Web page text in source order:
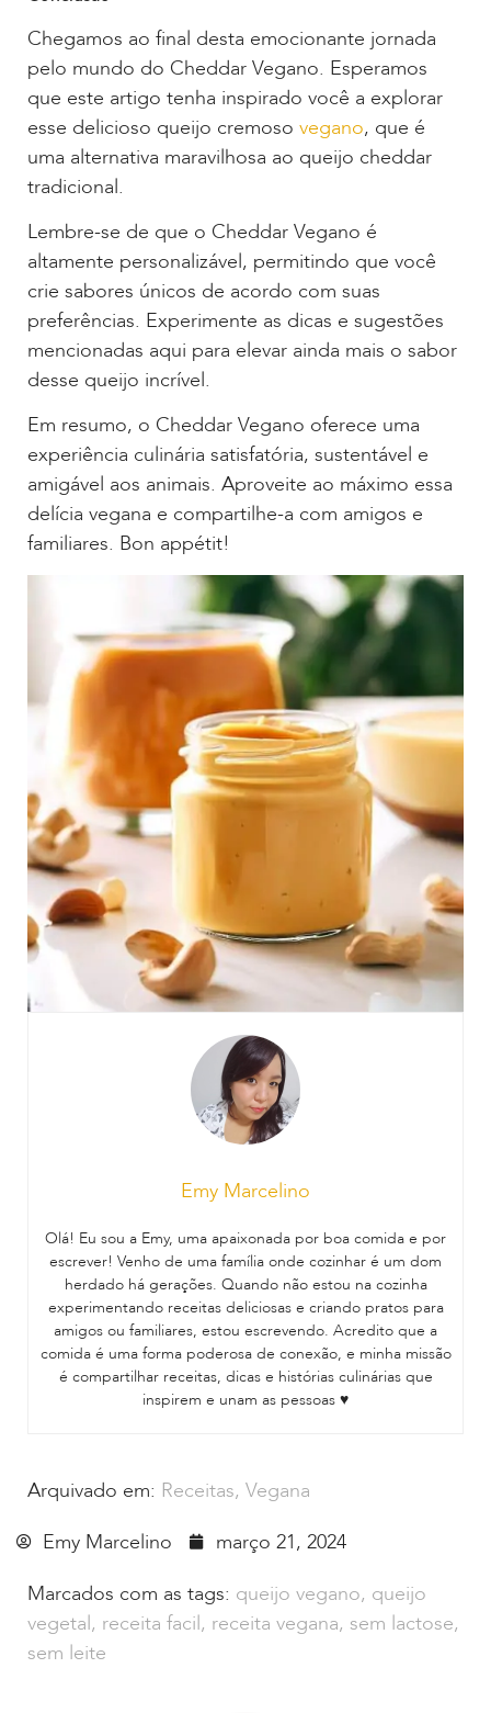
Chegamos ao final desta emocionante jornada
pelo mundo do Cheddar Vegano. Esperamos
que este artigo tenha inspirado você a explorar
esse delicioso queijo cremoso vegano, que é
uma alternativa maravilhosa ao queijo cheddar
tradicional.
Lembre-se de que o Cheddar Vegano é
altamente personalizável, permitindo que você
crie sabores únicos de acordo com suas
preferências. Experimente as dicas e sugestões
mencionadas aqui para elevar ainda mais o sabor
desse queijo incrível.
Em resumo, o Cheddar Vegano oferece uma
experiência culinária satisfatória, sustentável e
amigável aos animais. Aproveite ao máximo essa
delícia vegana e compartilhe-a com amigos e
familiares. Bon appétit!
Emy Marcelino
Olá! Eu sou a Emy, uma apaixonada por boa comida e por
escrever! Venho de uma família onde cozinhar é um dom
herdado há gerações. Quando não estou na cozinha
experimentando receitas deliciosas e criando pratos para
amigos ou familiares, estou escrevendo. Acredito que a
comida é uma forma poderosa de conexão, e minha missão
é compartilhar receitas, dicas e histórias culinárias que
inspirem e unam as pessoas ♥
Arquivado em: Receitas, Vegana
Emy Marcelino
março 21, 2024
Marcados com as tags: queijo vegano, queijo
vegetal, receita facil, receita vegana, sem lactose,
sem leite